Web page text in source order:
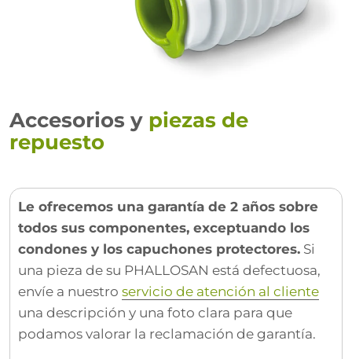
Accesorios y piezas de
repuesto
Le ofrecemos una garantía de 2 años sobre
todos sus componentes, exceptuando los
condones y los capuchones protectores. Si
una pieza de su PHALLOSAN está defectuosa,
envíe a nuestro servicio de atención al cliente
una descripción y una foto clara para que
podamos valorar la reclamación de garantía.